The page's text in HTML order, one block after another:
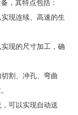
，其特点包括：
现连续、高速的生
现的尺寸加工，确
割、冲孔、弯曲
可以实现自动送